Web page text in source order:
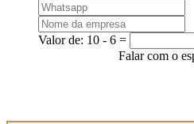
Valor de: 10 - 6 =
Falar com o